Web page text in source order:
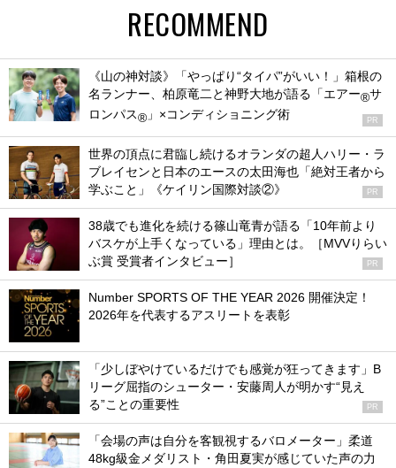
RECOMMEND
《山の神対談》「やっぱり“タイパ”がいい！」箱根の
名ランナー、柏原竜二と神野大地が語る「エアー®サ
ロンパス® 」×コンディショニング術 PR
世界の頂点に君臨し続けるオランダの超人ハリー・ラ
ブレイセンと日本のエースの太田海也「絶対王者から
学ぶこと」《ケイリン国際対談②》
PR
38歳でも進化を続ける篠山竜青が語る「10年前より
バスケが上手くなっている」理由とは。［MVVりらい
ぶ賞 受賞者インタビュー］
PR
Number SPORTS OF THE YEAR 2026 開催決定！
2026年を代表するアスリートを表彰
「少しぼやけているだけでも感覚が狂ってきます」B
リーグ屈指のシューター・安藤周人が明かす“見え
る”ことの重要性
PR
「会場の声は自分を客観視するバロメーター」柔道
48kg級金メダリスト・角田夏実が感じていた声の力